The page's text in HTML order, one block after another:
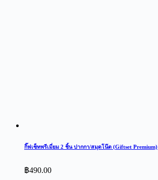
กิ๊ฟเซ็ทพรีเมี่ยม 2 ชิ้น ปากกา/สมุดโน๊ต (Giftset Premium)
฿490.00